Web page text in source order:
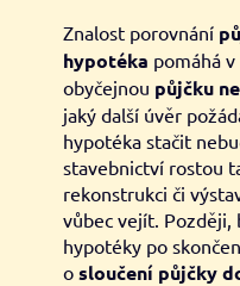
Znalost porovnání
hypotéka pomáhá
obyčejnou půjčku
jaký další úvěr
hypotéka stačit
stavebnictví rostou
rekonstrukci či
vůbec vejít. Později,
hypotéky po
o sloučení půjčky